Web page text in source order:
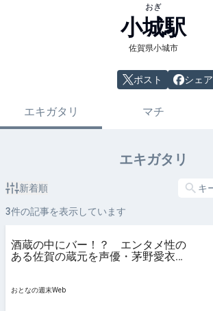
おぎ
小城駅
佐賀県小城市
ポスト シェア
エキガタリ マチ
エキガタリ
新着順
3件の記事を表示しています
酒蔵の中にバー！？ エンタメ性の
ある佐賀の蔵元を声優・茅野愛衣が
おとなの週末Web